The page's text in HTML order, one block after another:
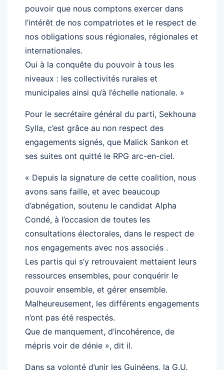
pouvoir que nous comptons exercer dans
l’intérêt de nos compatriotes et le respect de
nos obligations sous régionales, régionales et
internationales.
Oui à la conquête du pouvoir à tous les
niveaux : les collectivités rurales et
municipales ainsi qu’à l’échelle nationale. »
Pour le secrétaire général du parti, Sekhouna
Sylla, c’est grâce au non respect des
engagements signés, que Malick Sankon et
ses suites ont quitté le RPG arc-en-ciel.
« Depuis la signature de cette coalition, nous
avons sans faille, et avec beaucoup
d’abnégation, soutenu le candidat Alpha
Condé, à l’occasion de toutes les
consultations électorales, dans le respect de
nos engagements avec nos associés .
Les partis qui s’y retrouvaient mettaient leurs
ressources ensembles, pour conquérir le
pouvoir ensemble, et gérer ensemble.
Malheureusement, les différents engagements
n’ont pas été respectés.
Que de manquement, d’incohérence, de
mépris voir de dénie », dit il.
Dans sa volonté d’unir les Guinéens, la G.U.